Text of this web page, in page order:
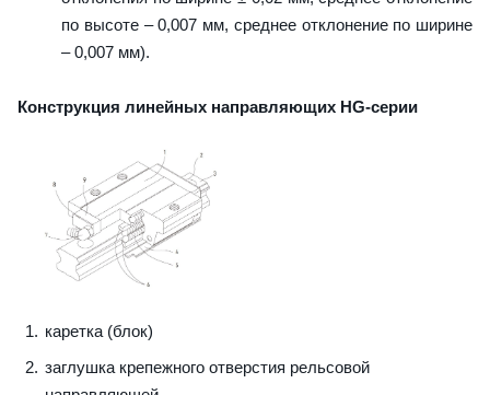
по высоте – 0,007 мм, среднее отклонение по ширине
– 0,007 мм).
Конструкция линейных направляющих HG-серии
каретка (блок)
заглушка крепежного отверстия рельсовой